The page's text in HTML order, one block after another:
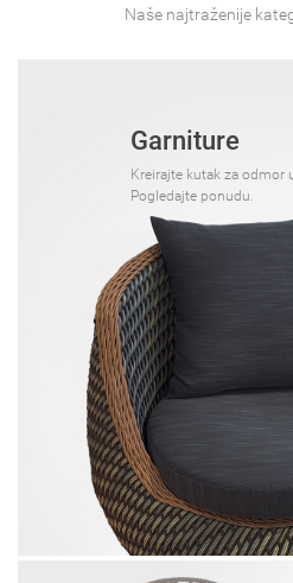
Naše najtraženije
Garniture
Kreirajte kutak za odmor
Pogledajte ponudu.